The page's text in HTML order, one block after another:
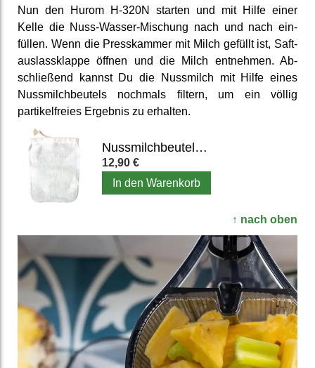
Nun den Hurom H-320N starten und mit Hilfe einer
Kelle die Nuss-Wasser-Mischung nach und nach ein­
füllen. Wenn die Press­kammer mit Milch gefüllt ist, Saft­
auslass­klappe öffnen und die Milch ent­nehmen. Ab­
schließend kannst Du die Nussmilch mit Hilfe eines
Nuss­milch­beutels nochmals filtern, um ein völlig
partikel­freies Ergebnis zu erhalten.
Nussmilchbeutel aus Hanf
12,90 €
In den Warenkorb
↑ nach oben